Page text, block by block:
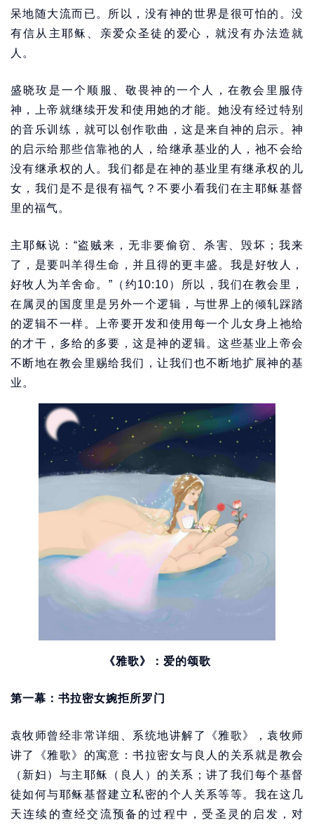
呆地随大流而已。所以，没有神的世界是很可怕的。没
有信从主耶稣、亲爱众圣徒的爱心，就没有办法造就
人。
盛晓玫是一个顺服、敬畏神的一个人，在教会里服侍
神，上帝就继续开发和使用她的才能。她没有经过特别
的音乐训练，就可以创作歌曲，这是来自神的启示。神
的启示给那些信靠祂的人，给继承基业的人，祂不会给
没有继承权的人。我们都是在神的基业里有继承权的儿
女，我们是不是很有福气？不要小看我们在主耶稣基督
里的福气。
主耶稣说：“盗贼来，无非要偷窃、杀害、毁坏；我来
了，是要叫羊得生命，并且得的更丰盛。我是好牧人，
好牧人为羊舍命。”（约10:10）所以，我们在教会里，
在属灵的国度里是另外一个逻辑，与世界上的倾轧踩踏
的逻辑不一样。上帝要开发和使用每一个儿女身上祂给
的才干，多给的多要，这是神的逻辑。这些基业上帝会
不断地在教会里赐给我们，让我们也不断地扩展神的基
业。
《雅歌》：爱的颂歌
第一幕：书拉密女婉拒所罗门
袁牧师曾经非常详细、系统地讲解了《雅歌》，袁牧师
讲了《雅歌》的寓意：书拉密女与良人的关系就是教会
（新妇）与主耶稣（良人）的关系；讲了我们每个基督
徒如何与耶稣基督建立私密的个人关系等等。我在这几
天连续的查经交流预备的过程中，受圣灵的启发，对